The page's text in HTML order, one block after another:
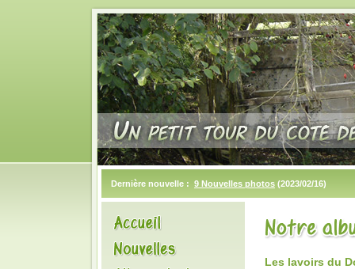
Dernière nouvelle : 9 Nouvelles photos (2023/02/16)
Les lavoirs du